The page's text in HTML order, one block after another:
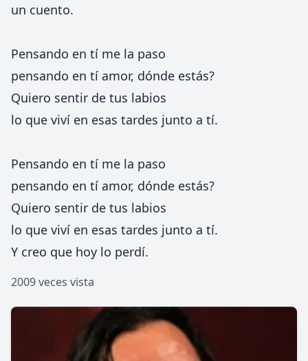
un cuento.
Pensando en tí me la paso
pensando en tí amor, dónde estás?
Quiero sentir de tus labios
lo que viví en esas tardes junto a tí.
Pensando en tí me la paso
pensando en tí amor, dónde estás?
Quiero sentir de tus labios
lo que viví en esas tardes junto a tí.
Y creo que hoy lo perdí.
2009 veces vista